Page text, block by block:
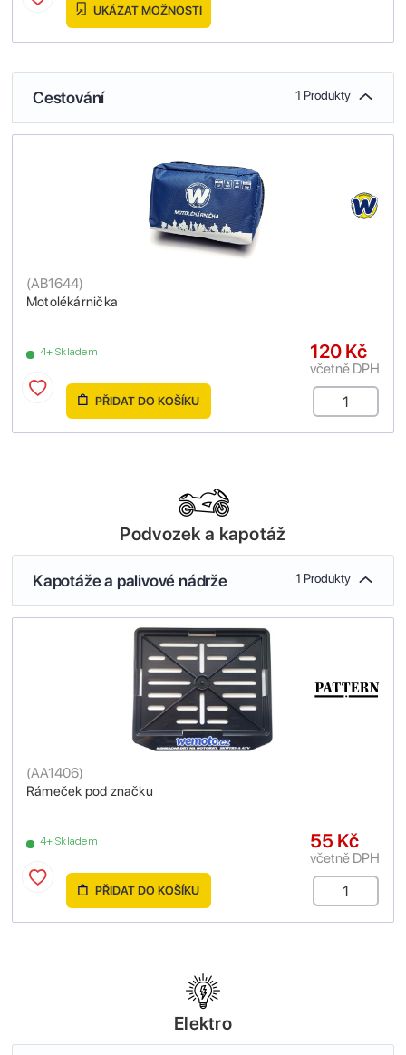
UKÁZAT MOŽNOSTI
Cestování 1 Produkty
Motolékárnička
(AB1644)
4+ Skladem 120 Kč
včetně DPH
PŘIDAT DO KOŠÍKU
Podvozek a kapotáž
Kapotáže a palivové nádrže 1 Produkty
Rámeček pod značku
(AA1406)
4+ Skladem 55 Kč
včetně DPH
PŘIDAT DO KOŠÍKU
Elektro